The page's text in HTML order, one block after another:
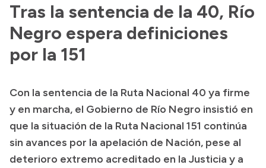
Archivo de noticias
Transparencia
Boletín Oficial
Compras y licitaciones
Consulta de expedientes
Consulta de pago a proveedores
Tras la sentencia de la 40, Río
Negro espera definiciones
por la 151
Con la sentencia de la Ruta Nacional 40 ya firme
y en marcha, el Gobierno de Río Negro insistió en
que la situación de la Ruta Nacional 151 continúa
sin avances por la apelación de Nación, pese al
deterioro extremo acreditado en la Justicia y a